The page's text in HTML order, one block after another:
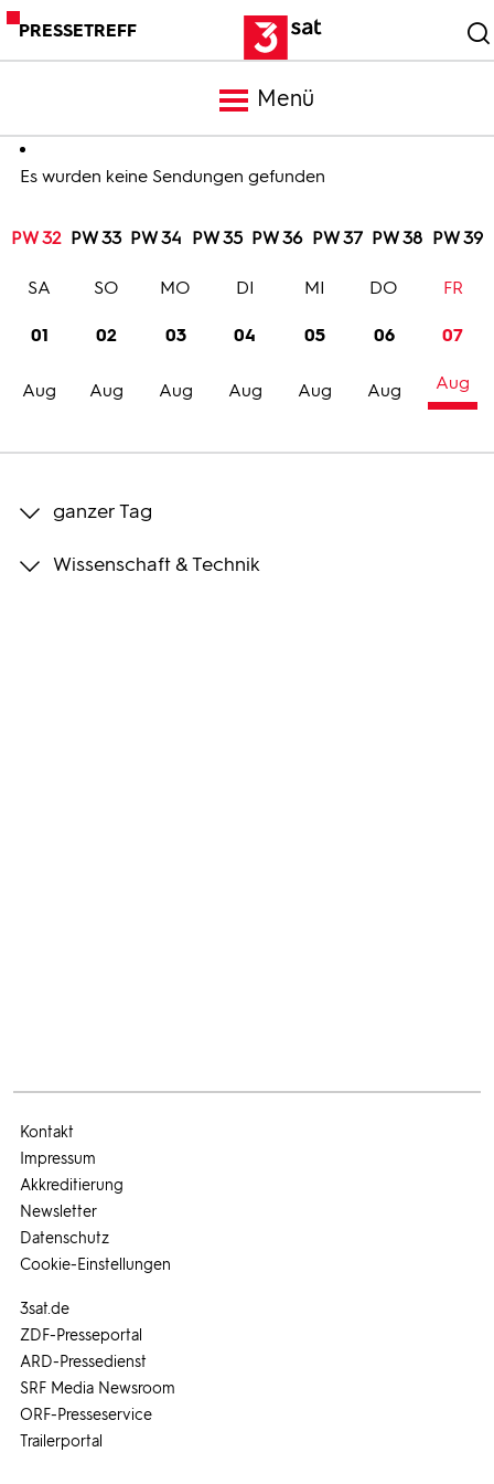
PRESSETREFF
Menü
Meldungen
Programm
Trailer
Bilder
Es wurden keine Sendungen gefunden
PW 32 PW 33 PW 34 PW 35 PW 36 PW 37 PW 38 PW 39
01
Aug
SA
02
Aug
SO
03
Aug
MO
04
Aug
DI
05
Aug
MI
06
Aug
DO
07
Aug
FR
ganzer Tag
Wissenschaft & Technik
3sat.de
ZDF-Presseportal
ARD-Pressedienst
SRF Media Newsroom
ORF-Presseservice
Trailerportal
Kontakt
Impressum
Akkreditierung
Newsletter
Datenschutz
Cookie-Einstellungen